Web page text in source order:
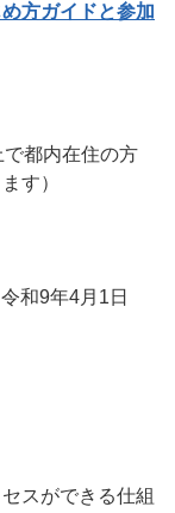
方ガイドと参加
都内在住の方
す）
和9年4月1日
スができる仕組